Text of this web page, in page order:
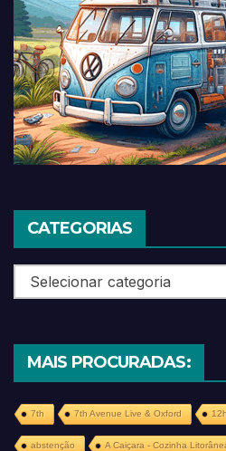
CATEGORIAS
Categorias
MAIS PROCURADAS:
7th 7th Avenue Live & Oxford
abstenção A Caiçara - Cozinha